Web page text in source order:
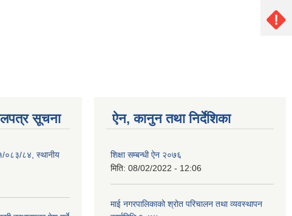
सूचना
०८३/८४, स्थानीय
ऐन, कानुन तथा निर्देशिका
शिक्षा सम्बन्धी ऐन २०७६
मिति: 08/02/2022 - 12:06
माई नगरपालिकाको श्रोत परिचालन तथा व्यवस्थापन